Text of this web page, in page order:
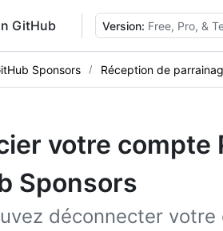
GitHub Version: Free, Pro, &
Sponsors Réception de
votre compte
Sponsors
déconnecter